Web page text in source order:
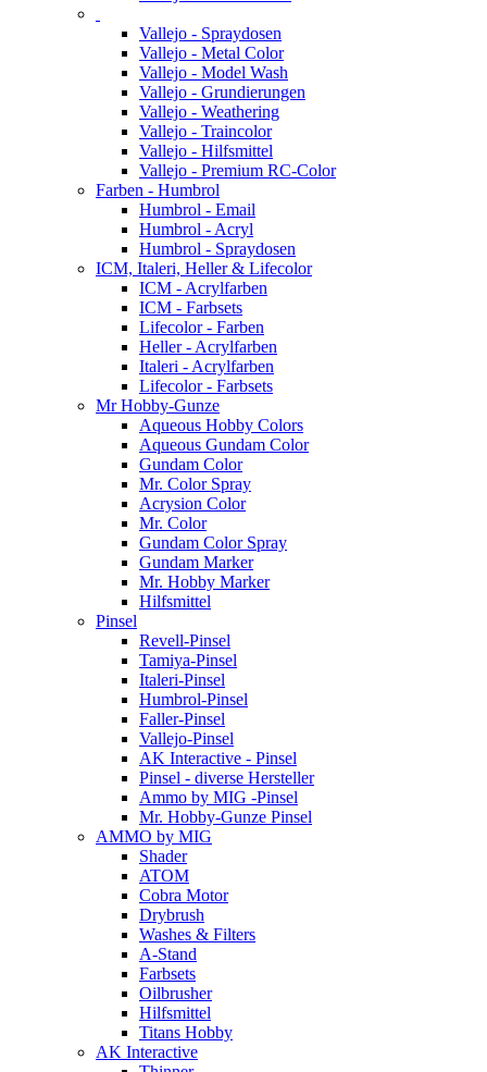
Vallejo - Spraydosen
Vallejo - Metal Color
Vallejo - Model Wash
Vallejo - Grundierungen
Vallejo - Weathering
Vallejo - Traincolor
Vallejo - Hilfsmittel
Vallejo - Premium RC-Color
Farben - Humbrol
Humbrol - Email
Humbrol - Acryl
Humbrol - Spraydosen
ICM, Italeri, Heller & Lifecolor
ICM - Acrylfarben
ICM - Farbsets
Lifecolor - Farben
Heller - Acrylfarben
Italeri - Acrylfarben
Lifecolor - Farbsets
Mr Hobby-Gunze
Aqueous Hobby Colors
Aqueous Gundam Color
Gundam Color
Mr. Color Spray
Acrysion Color
Mr. Color
Gundam Color Spray
Gundam Marker
Mr. Hobby Marker
Hilfsmittel
Pinsel
Revell-Pinsel
Tamiya-Pinsel
Italeri-Pinsel
Humbrol-Pinsel
Faller-Pinsel
Vallejo-Pinsel
AK Interactive - Pinsel
Pinsel - diverse Hersteller
Ammo by MIG -Pinsel
Mr. Hobby-Gunze Pinsel
AMMO by MIG
Shader
ATOM
Cobra Motor
Drybrush
Washes & Filters
A-Stand
Farbsets
Oilbrusher
Hilfsmittel
Titans Hobby
AK Interactive